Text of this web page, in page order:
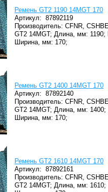
Ремень GT2 1190 14MGT 170
Артикул:87892119
Производитель: CFNR,
GT2 14MGT; Длина, мм: 1190;
Ширина, мм: 170;
Ремень GT2 1400 14MGT 170
Артикул:87892140
Производитель: CFNR,
GT2 14MGT; Длина, мм: 1400;
Ширина, мм: 170;
Ремень GT2 1610 14MGT 170
Артикул:87892161
Производитель: CFNR,
GT2 14MGT; Длина, мм: 1610;